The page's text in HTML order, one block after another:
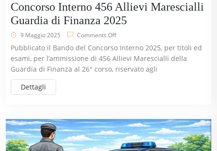
Concorso Interno 456 Allievi Marescialli
Guardia di Finanza 2025
9 Maggio 2025 Comments Off
Pubblicato il Bando del Concorso Interno 2025, per titoli ed
esami, per l’ammissione di 456 Allievi Marescialli della
Guardia di Finanza al 26° corso, riservato agli
Dettagli